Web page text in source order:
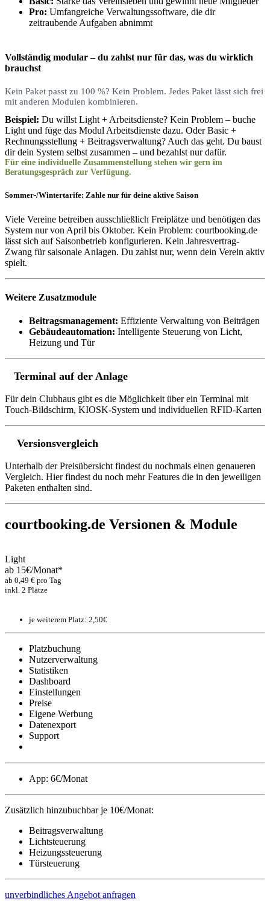
Pro: Umfangreiche Verwaltungssoftware, die dir
zeitraubende Aufgaben abnimmt
Vollständig modular – du zahlst nur für das, was du wirklich
brauchst
Kein Paket passt zu 100 %? Kein Problem. Jedes Paket lässt sich frei
mit anderen Modulen kombinieren.
Beispiel: Du willst Light + Arbeitsdienste? Kein Problem – buche
Light und füge das Modul Arbeitsdienste dazu. Oder Basic +
Rechnungsstellung + Beitragsverwaltung? Auch das geht. Du baust
dir dein System selbst zusammen – und bezahlst nur dafür.
Für eine individuelle Zusammenstellung stehen wir gern im
Beratungsgespräch zur Verfügung.
Sommer-/Wintertarife: Zahle nur für deine aktive Saison
Viele Vereine betreiben ausschließlich Freiplätze und benötigen das
System nur von April bis Oktober. Kein Problem: courtbooking.de
lässt sich auf Saisonbetrieb konfigurieren. Kein Jahresvertrag-
Zwang für saisonale Anlagen. Du zahlst nur, wenn dein Verein aktiv
spielt.
Weitere Zusatzmodule
Beitragsmanagement: Effiziente Verwaltung von Beiträgen
Gebäudeautomation: Intelligente Steuerung von Licht,
Heizung und Tür
Terminal auf der Anlage
Für dein Clubhaus gibt es die Möglichkeit über ein Terminal mit
Touch-Bildschirm, KIOSK-System und individuellen RFID-Karten
Versionsvergleich
Unterhalb der Preisübersicht findest du nochmals einen genaueren
Vergleich. Hier findest du noch mehr Features die in den jeweiligen
Paketen enthalten sind.
courtbooking.de Versionen & Module
Light
ab 15€/Monat*
ab 0,49 € pro Tag
inkl. 2 Plätze
je weiterem Platz: 2,50€
Platzbuchung
Nutzerverwaltung
Statistiken
Dashboard
Einstellungen
Preise
Eigene Werbung
Datenexport
Support
App: 6€/Monat
Zusätzlich hinzubuchbar je 10€/Monat:
Beitragsverwaltung
Lichtsteuerung
Heizungssteuerung
Türsteuerung
unverbindliches Angebot anfragen